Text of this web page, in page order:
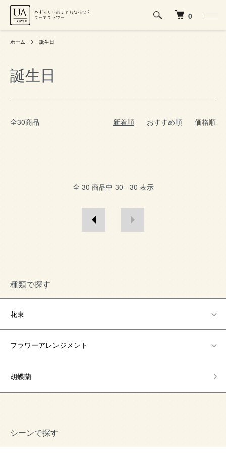
0
ホーム 誕生日
誕生日
全30商品 新着順 おすすめ順 価格順
全 30 商品中 30 - 30 表示
種類で探す
花束
フラワーアレンジメント
胡蝶蘭
シーンで探す